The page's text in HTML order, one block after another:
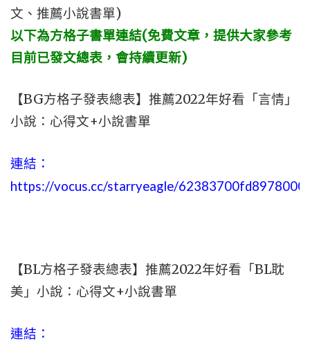
文、推薦小說書單)
以下為方格子書單連結(免費文章，提供大家參考
目前已發文總表，會持續更新)
【BG方格子發表總表】推薦2022年好看「言情」
小說：心得文+小說書單
連結：
https://vocus.cc/starryeagle/
【BL方格子發表總表】推薦2022年好看「BL耽
美」小說：心得文+小說書單
連結：